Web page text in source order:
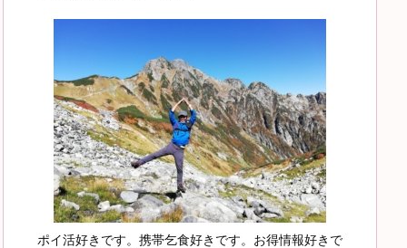
ポイ活好きです。携帯乞食好きです。お得情報好きで